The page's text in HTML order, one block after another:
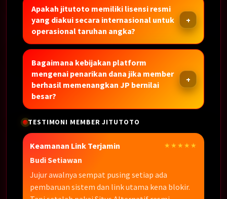
Apakah jitutoto memiliki lisensi resmi
yang diakui secara internasional untuk
operasional taruhan angka?
Bagaimana kebijakan platform
mengenai penarikan dana jika member
berhasil memenangkan JP bernilai
besar?
TESTIMONI MEMBER JITUTOTO
Keamanan Link Terjamin ★★★★★
Budi Setiawan
Jujur awalnya sempat pusing setiap ada
pembaruan sistem dan link utama kena blokir.